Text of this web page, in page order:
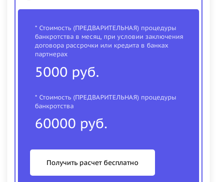
* Стоимость (ПРЕДВАРИТЕЛЬНАЯ) процедуры
банкротства в месяц, при условии заключения
договора рассрочки или кредита в банках
партнерах
5000 руб.
* Стоимость (ПРЕДВАРИТЕЛЬНАЯ) процедуры
банкротства
60000 руб.
Получить расчет бесплатно